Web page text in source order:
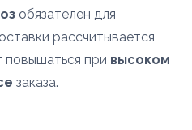
обязателен для
рассчитывается
при высоком
заказа.